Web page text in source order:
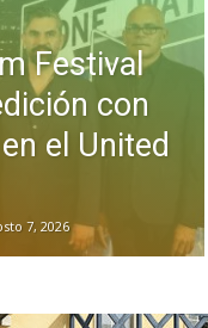
Festival
con
el United
7, 2026